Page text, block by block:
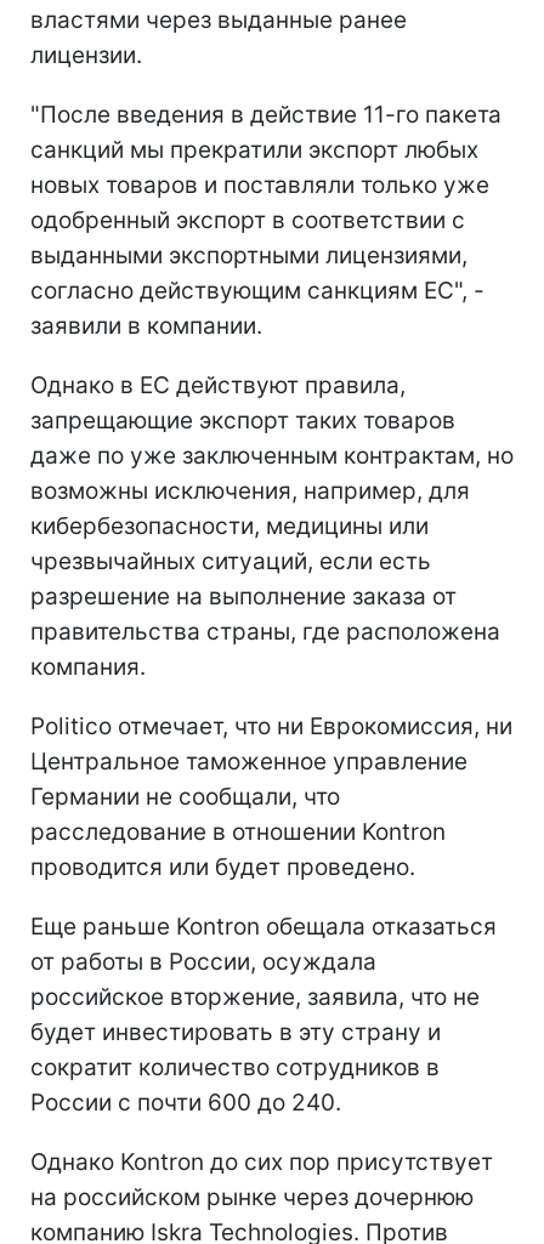
властями через выданные ранее
лицензии.
"После введения в действие 11-го пакета
санкций мы прекратили экспорт любых
новых товаров и поставляли только уже
одобренный экспорт в соответствии с
выданными экспортными лицензиями,
согласно действующим санкциям ЕС", -
заявили в компании.
Однако в ЕС действуют правила,
запрещающие экспорт таких товаров
даже по уже заключенным контрактам, но
возможны исключения, например, для
кибербезопасности, медицины или
чрезвычайных ситуаций, если есть
разрешение на выполнение заказа от
правительства страны, где расположена
компания.
Politico отмечает, что ни Еврокомиссия, ни
Центральное таможенное управление
Германии не сообщали, что
расследование в отношении Kontron
проводится или будет проведено.
Еще раньше Kontron обещала отказаться
от работы в России, осуждала
российское вторжение, заявила, что не
будет инвестировать в эту страну и
сократит количество сотрудников в
России с почти 600 до 240.
Однако Kontron до сих пор присутствует
на российском рынке через дочернюю
компанию Iskra Technologies. Против